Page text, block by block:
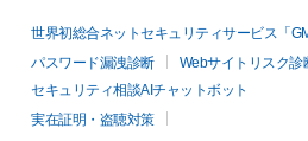
世界初総合ネットセキュリティサービス「
パスワード漏洩診断
Webサイトリスク診
セキュリティ相談AIチャットボット
実在証明・盗聴対策